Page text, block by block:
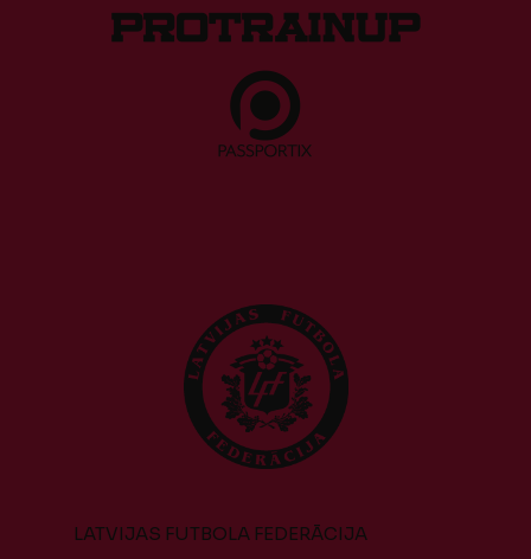
LATVIJAS FUTBOLA FEDERĀCIJA